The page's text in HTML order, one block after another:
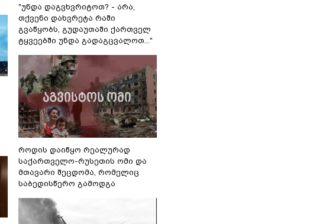
"უნდა დაგვხვრიტოთ? - არა,
თქვენი დახვრეტა რაში
გვაწყობს, გუდაუთაში ქართველ
ტყვეებში უნდა გადაგცვალოთ..."
როდის დაიწყო რეალურად
საქართველო-რუსეთის ომი და
მთავარი შეცდომა, რომელიც
საბედისწერო გამოდგა